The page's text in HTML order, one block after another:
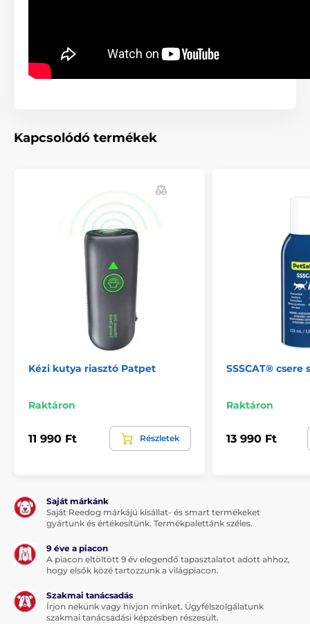
fénynek?
Az egység tetején található kék LED azt jelzi, hogy az
A kutya akár 45 méteres távolságból is hallhatja az
egység által kibocsátott ultrahangos jelet - képzés
Paraméterek
méretek: hossz x szélesség x magasság: 19 x 6 x 5
ultrahangos kimenet: 105 dB 1 m távolságban
hangkimenet: 100 dB 1 m távolságban
fényteljesítmény: 4800 LUX 30 cm távolságban
tápegység: 4 db AA elem - nem tartozék
elemekkel
A termék előnyei:
Megjegyzés: A kép csak illusztráció.
változhatnak. A képek csak illusztrációk.
Kapcsolódó termékek
Kézi kutya riasztó Patpet
Raktáron
11 990 Ft Részletek
SSSCAT® csere
Raktáron
13 990 Ft
Saját márkánk
Saját Reedog márkájú kisállat- és smart termékeket
gyártunk és értékesítünk. Termékpalettánk széles.
9 éve a piacon
A piacon eltöltött 9 év elegendő tapasztalatot adott ahhoz,
hogy elsők közé tartozzunk a világpiacon.
Szakmai tanácsadás
Írjon nekünk vagy hívjon minket. Ügyfélszolgálatunk
szakmai tanácsadási képzésben részesült.